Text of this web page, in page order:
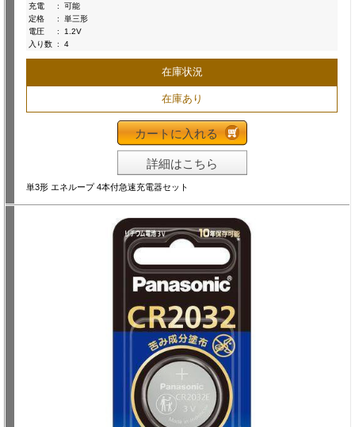
充電
:
可能
定格
:
単三形
電圧
:
1.2V
入り数 : 4
在庫状況
在庫あり
カートに入れる
詳細はこちら
単3形 エネループ 4本付急速充電器セット